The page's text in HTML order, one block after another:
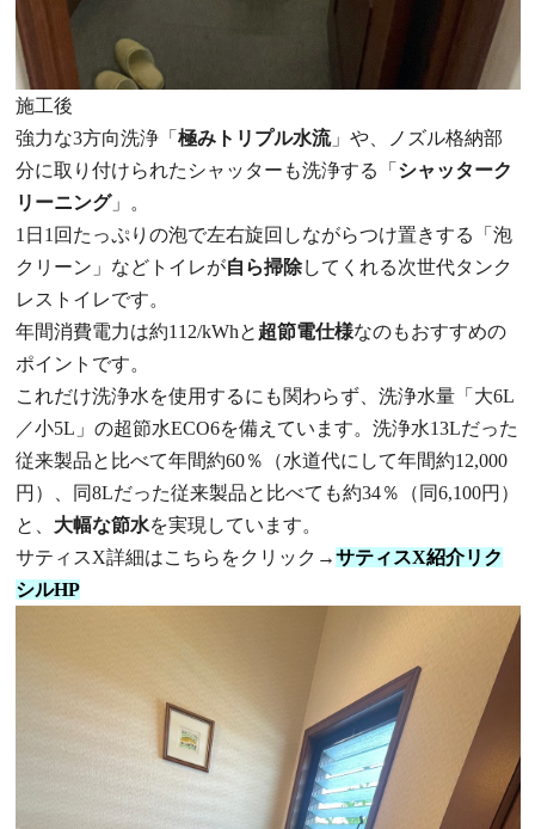
施工後
強力な3方向洗浄「 極みトリプル水流」や、ノズル格納部
分に取り付けられたシャッターも洗浄する「 シャッターク
リーニング」。
1日1回たっぷりの泡で左右旋回しながらつけ置きする「泡
クリーン」などトイレが自ら掃除してくれる次世代タンク
レストイレです。
年間消費電力は約112/kWhと 超節電仕様なのもおすすめの
ポイントです。
これだけ洗浄水を使用するにも関わらず、洗浄水量「大6L
／小5L」の超節水ECO6を備えています。洗浄水13Lだった
従来製品と比べて年間約60％（水道代にして年間約12,000
円）、同8Lだった従来製品と比べても約34％（同6,100円）
と、 大幅な節水を実現しています。
サティスX詳細はこちらをクリック→サティスX紹介リク
シルHP